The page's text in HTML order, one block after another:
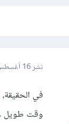
نشر16 أغسطس 2024
وقت طويل